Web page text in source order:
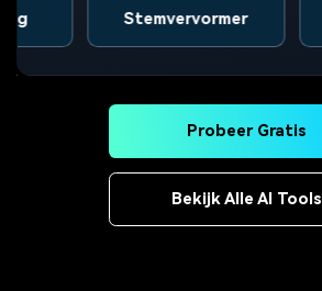
Stemvervormer
Probeer Gratis
Bekijk Alle AI Tools